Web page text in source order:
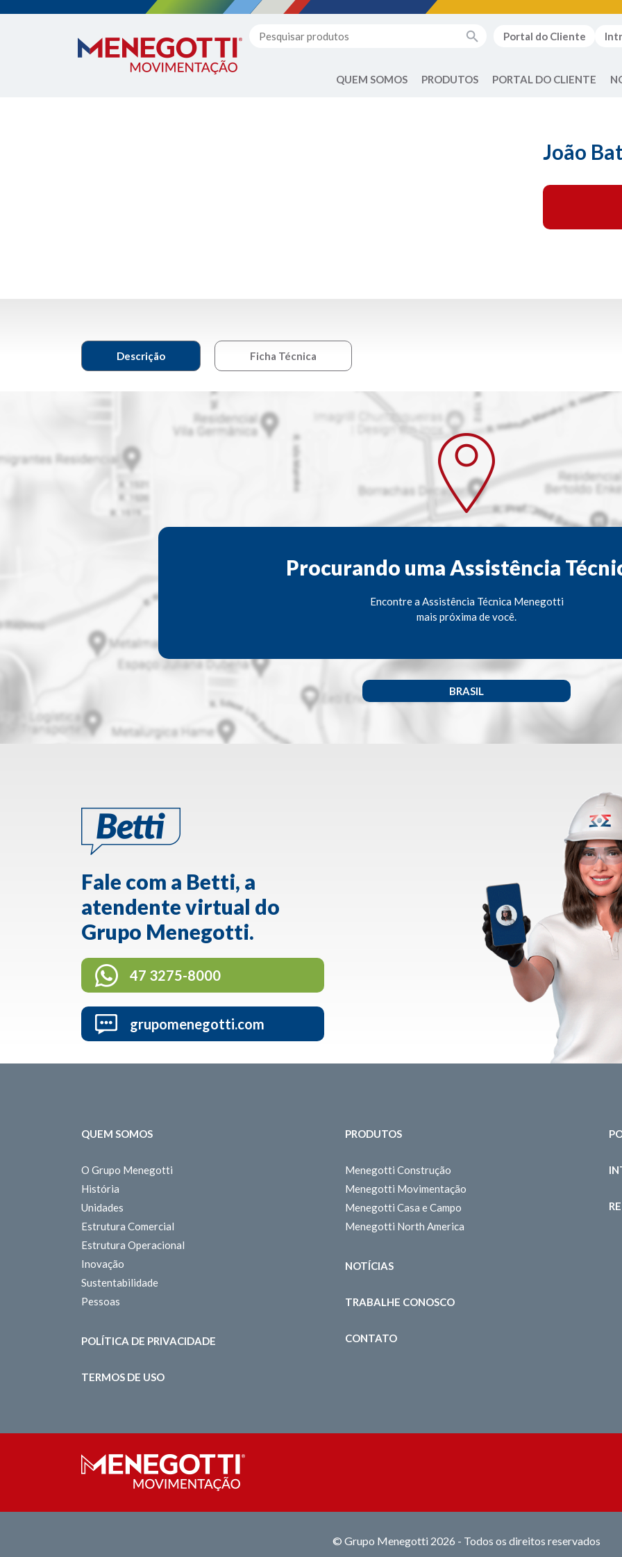
Portal do Cliente
QUEM SOMOS PRODUTOS PORTAL DO CLIENTE
João
Descrição Ficha Técnica
Procurando uma Assistência
Encontre a Assistência Técnica Menegotti
mais próxima de você.
BRASIL
Fale com a Betti, a
atendente virtual do
Grupo Menegotti.
47 3275-8000
grupomenegotti.com
QUEM SOMOS
O Grupo Menegotti
História
Unidades
Estrutura Comercial
Estrutura Operacional
Inovação
Sustentabilidade
Pessoas
POLÍTICA DE PRIVACIDADE
TERMOS DE USO
PRODUTOS
Menegotti Construção
Menegotti Movimentação
Menegotti Casa e Campo
Menegotti North America
NOTÍCIAS
TRABALHE CONOSCO
CONTATO
© Grupo Menegotti 2026 - Todos os direitos reservados